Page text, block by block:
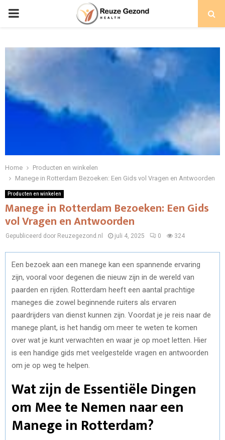
PRIMARY
Home
Producten en winkelen
Manege in Rotterdam Bezoeken: Een Gids vol Vragen en Antwoorden
Producten en winkelen
Manege in Rotterdam Bezoeken: Een Gids
vol Vragen en Antwoorden
Gepubliceerd door Reuzegezond.nl juli 4, 2025 0 324
Een bezoek aan een manege kan een spannende ervaring
zijn, vooral voor degenen die nieuw zijn in de wereld van
paarden en rijden. Rotterdam heeft een aantal prachtige
maneges die zowel beginnende ruiters als ervaren
paardrijders van dienst kunnen zijn. Voordat je je reis naar de
manege plant, is het handig om meer te weten te komen
over wat je kunt verwachten en waar je op moet letten. Hier
is een handige gids met veelgestelde vragen en antwoorden
om je op weg te helpen.
Wat zijn de Essentiële Dingen
om Mee te Nemen naar een
Manege in Rotterdam?